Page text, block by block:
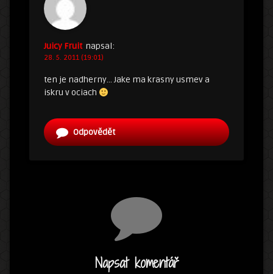
Juicy Fruit napsal:
28. 5. 2011 (19:01)
ten je nadherny… Jake ma krasny usmev a
iskru v ociach
Odpovědět
Napsat komentář